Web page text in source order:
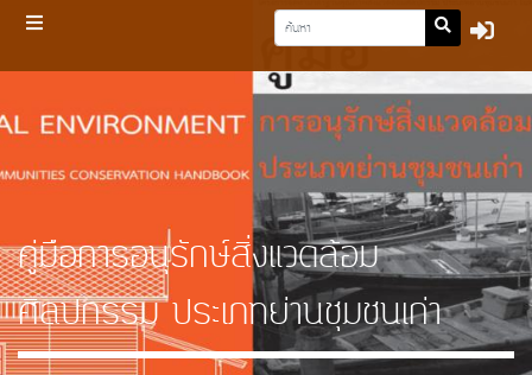
คู่มือการอนุรักษ์สิ่งแวดล้อม
ศิลปกรรม ประเภทย่านชุมชนเก่า